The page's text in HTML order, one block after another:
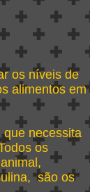
os níveis de
alimentos em
que necessita
os
são os